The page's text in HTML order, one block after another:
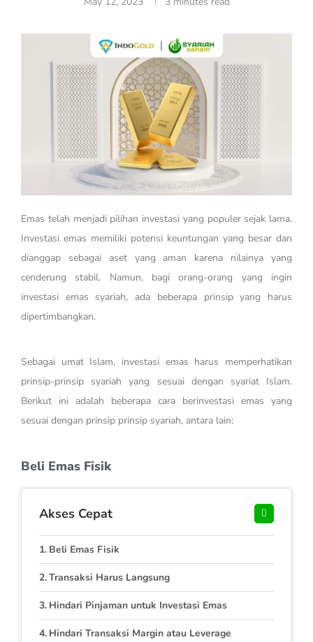
Emas telah menjadi pilihan investasi yang populer sejak lama.
Investasi emas memiliki potensi keuntungan yang besar dan
dianggap sebagai aset yang aman karena nilainya yang
cenderung stabil. Namun, bagi orang-orang yang ingin
investasi emas syariah, ada beberapa prinsip yang harus
dipertimbangkan.
Sebagai umat Islam, investasi emas harus memperhatikan
prinsip-prinsip syariah yang sesuai dengan syariat Islam.
Berikut ini adalah beberapa cara berinvestasi emas yang
sesuai dengan prinsip prinsip syariah, antara lain:
Beli Emas Fisik
Akses Cepat
Beli Emas Fisik
Transaksi Harus Langsung
Hindari Pinjaman untuk Investasi Emas
Hindari Transaksi Margin atau Leverage